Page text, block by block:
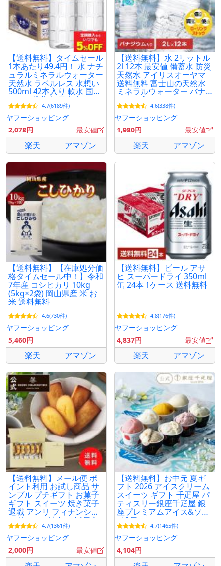
【送料無料】タイムセール
1本あたり49.4円！ 水 ナチ
ュラルミネラルウォーター
天然水 ラベルレス 水想い
500ml 42本入り 軟水 国産
water 備蓄水 保存水
4.7(6189件)
ヤフーショッピング
2,078円
最安値
楽天 アマゾン
【送料無料】水 2リットル
2l 12本 最安値 備蓄水 防災
天然水 アイリスオーヤマ
送料無料 富士山の天然水
ミネラルウォーター バナ
ジウム入り ラベルレス
4.6(338件)
ヤフーショッピング
1,980円
最安値
楽天 アマゾン
【送料無料】【在庫処分価
格タイムセール中！】令和
7年産 コシヒカリ 10kg
(5kg×2袋) 岡山県産 米 お
米 送料無料
4.6(730件)
ヤフーショッピング
5,460円
楽天 アマゾン
【送料無料】ビール アサ
ヒ スーパードライ 350ml
缶 24本 1ケース 送料無料
4.8(176件)
ヤフーショッピング
4,837円
最安値
楽天 アマゾン
【送料無料】メール便 ポ
イント利用 お試し商品 サ
ンプル プチギフト お菓子
ギフト スイーツ 焼き菓子
退職 アンリ フィナンシェ
マドレーヌ詰合せ 14個入
ポストイン4.7(1361件)
ヤフーショッピング
2,000円
最安値
【送料無料】お中元 夏ギ
フト 2026 アイスクリーム
スイーツ ギフト 千疋屋 パ
ティスリー銀座千疋屋 銀
座プレミアムアイス&ソル
ベ8個
4.7(1465件)
ヤフーショッピング
4,104円